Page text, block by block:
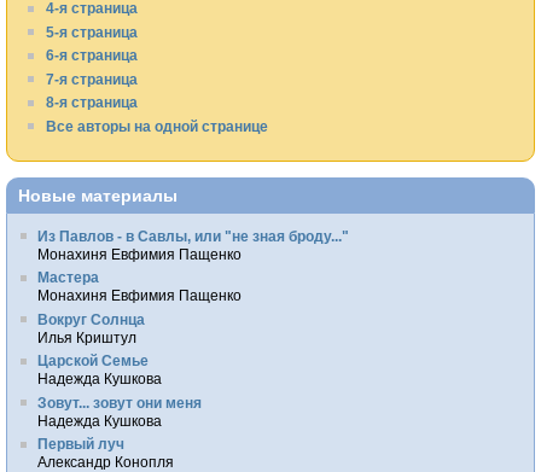
4-я страница
5-я страница
6-я страница
7-я страница
8-я страница
Все авторы на одной странице
Новые материалы
Из Павлов - в Савлы, или "не зная броду..."
Монахиня Евфимия Пащенко
Мастера
Монахиня Евфимия Пащенко
Вокруг Солнца
Илья Криштул
Царской Семье
Надежда Кушкова
Зовут... зовут они меня
Надежда Кушкова
Первый луч
Александр Конопля